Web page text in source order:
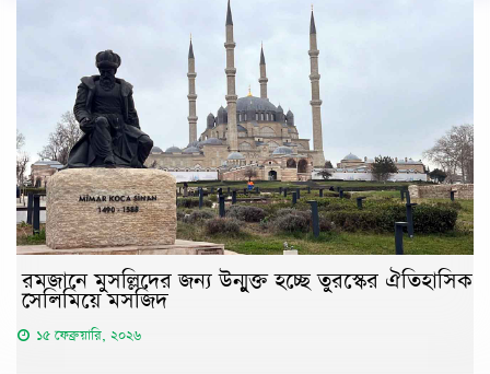
রমজানে মুসল্লিদের জন্য উন্মুক্ত হচ্ছে তুরস্কের ঐতিহাসিক
সেলিমিয়ে মসজিদ
১৫ ফেব্রুয়ারি, ২০২৬